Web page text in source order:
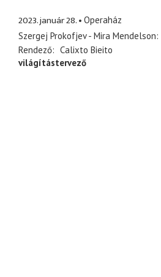
2023. január 28.
Operaház
Szergej Prokofjev - Mira Mendelson
Rendező
Calixto Bieito
világítástervező